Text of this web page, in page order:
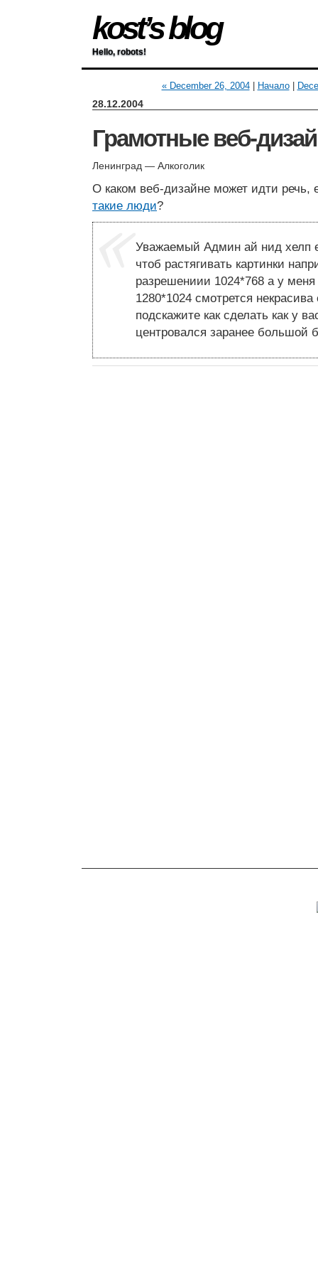
kost’s blog
Hello, robots!
« December 26, 2004| Начало|
28.12.2004
Грамотные веб-
Ленинград — Алкоголик
О каком веб-дизайне может идти
такие люди?
Уважаемый Админ ай нид хелп
чтоб растягивать картинки
разрешениии 1024*768 а у
1280*1024 смотрется
подскажите как сделать как у
центровался заранее большой